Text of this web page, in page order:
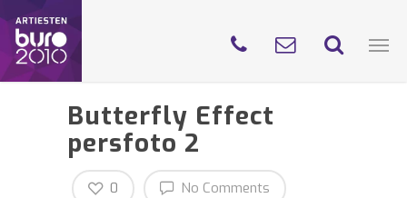
Butterfly Effect
persfoto 2
No Comments
0